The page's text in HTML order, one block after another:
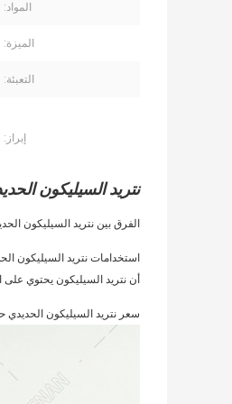
المواد:
الميزة:
التعبئة:
إبراز:
نتريد السيليكون
الفرق بين نتريد السيليكون
استخدامات نتريد السيليكون
أن نتريد السيليكون يحتوي على
سعر نتريد السيليكون الحديدي